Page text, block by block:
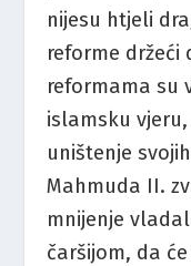
nijesu htjeli
reforme držeći
reformama su
islamsku
uništenje
Mahmuda II.
mnijenje
čaršijom, da